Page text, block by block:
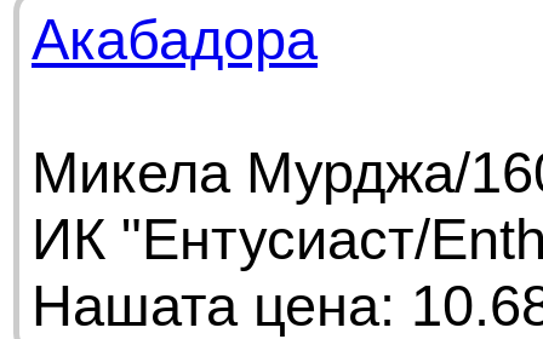
Акабадора
Микела Мурджа/
ИК "Ентусиаст/
Нашата цена: